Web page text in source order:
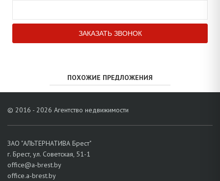
ПОХОЖИЕ ПРЕДЛОЖЕНИЯ
© 2016 - 2026 Агентство недвижимости
ЗАО "АЛЬТЕРНАТИВА Брест"
г. Брест, ул. Советская, 51-1
office@a-brest.by
office.a-brest.by